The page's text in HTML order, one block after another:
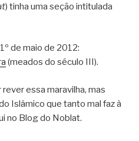
) tinha uma seção intitulada
de maio de 2012:
(meados do século III).
essa maravilha, mas
Islâmico que tanto mal faz à
no Blog do Noblat.